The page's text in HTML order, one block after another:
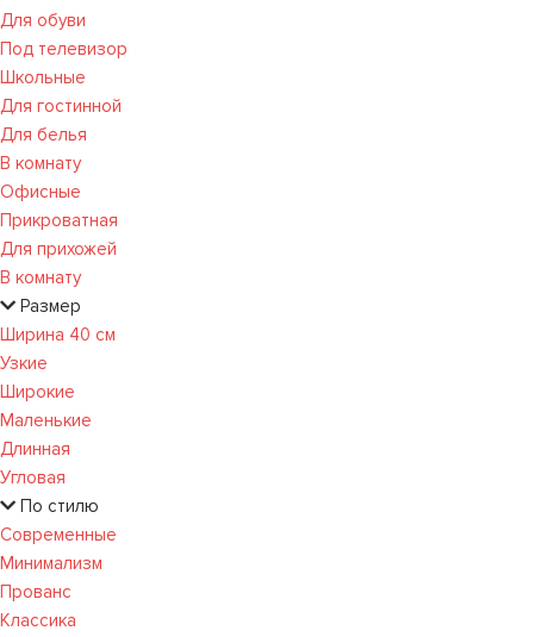
Для обуви
Под телевизор
Школьные
Для гостинной
Для белья
В комнату
Офисные
Прикроватная
Для прихожей
В комнату
Размер
Ширина 40 см
Узкие
Широкие
Маленькие
Длинная
Угловая
По стилю
Современные
Минимализм
Прованс
Классика